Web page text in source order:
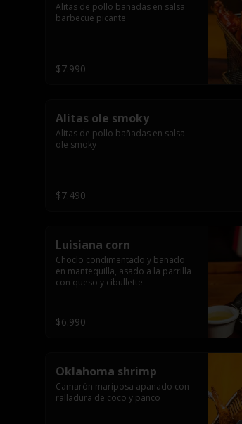
Alitas de pollo bañadas en salsa
barbecue picante
$7.990
Alitas ole smoky
Alitas de pollo bañadas en salsa
ole smoky
$7.490
Luisiana corn
Choclo condimentado y bañado
en mantequilla, asado a la parrilla
con queso y cibullette
$6.990
Oklahoma shrimp
Camarón mariposa apanado con
ralladura de coco y panco